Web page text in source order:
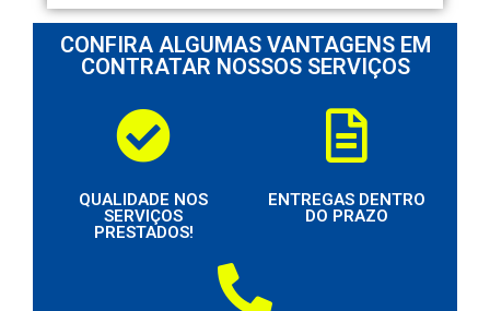
CONFIRA ALGUMAS VANTAGENS EM
CONTRATAR NOSSOS SERVIÇOS
QUALIDADE NOS
SERVIÇOS
PRESTADOS!
ENTREGAS DENTRO
DO PRAZO